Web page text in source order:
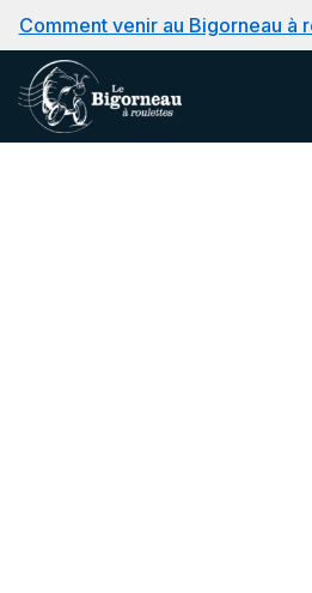
Aller
au
contenu
Comment venir au Bigorneau à